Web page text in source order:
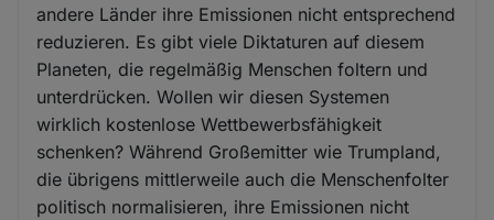
andere Länder ihre Emissionen nicht entsprechend
reduzieren. Es gibt viele Diktaturen auf diesem
Planeten, die regelmäßig Menschen foltern und
unterdrücken. Wollen wir diesen Systemen
wirklich kostenlose Wettbewerbsfähigkeit
schenken? Während Großemitter wie Trumpland,
die übrigens mittlerweile auch die Menschenfolter
politisch normalisieren, ihre Emissionen nicht